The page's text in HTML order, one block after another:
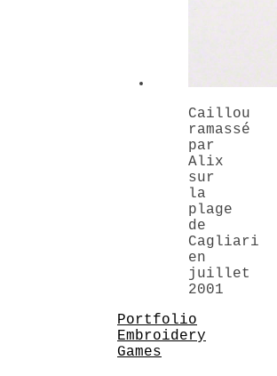
Caillou
ramassé
par
Alix
sur
la
plage
de
Cagliari
en
juillet
2001
Portfolio
Embroidery
Games